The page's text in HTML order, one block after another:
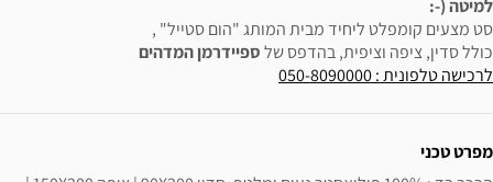
למיטה (-:
סט מצעים קומפלט ליחיד מבית המותג "הום סטייל" ,
כולל סדין, ציפה וציפית, בהדפס שלספיידרמן המדהים
לרכישה טלפונית : 050-8090000
מפרט טכני